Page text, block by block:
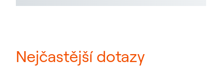
Nejčastější dotazy